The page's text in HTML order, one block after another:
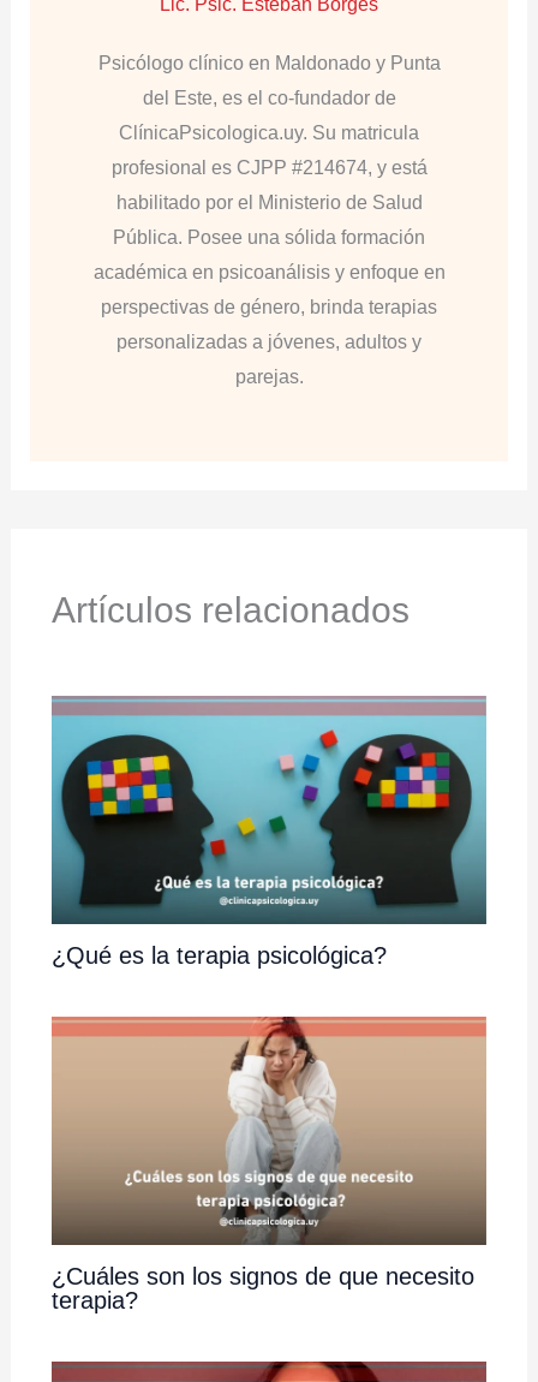
Lic. Psic. Esteban Borges
Psicólogo clínico en Maldonado y Punta
del Este, es el co-fundador de
ClínicaPsicologica.uy. Su matricula
profesional es CJPP #214674, y está
habilitado por el Ministerio de Salud
Pública. Posee una sólida formación
académica en psicoanálisis y enfoque en
perspectivas de género, brinda terapias
personalizadas a jóvenes, adultos y
parejas.
Artículos relacionados
¿Qué es la terapia psicológica?
¿Cuáles son los signos de que necesito
terapia?